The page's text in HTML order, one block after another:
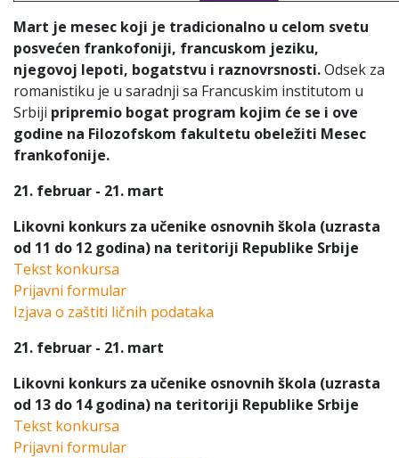
Mart je mesec koji je tradicionalno u celom svetu
posvećen frankofoniji, francuskom jeziku,
njegovoj lepoti, bogatstvu i raznovrsnosti.Odsek za
romanistiku je u saradnji sa Francuskim institutom u
Srbiji pripremio bogat program kojim će se i ove
godine na Filozofskom fakultetu obeležiti Mesec
frankofonije.
21. februar - 21. mart
Likovni konkurs za učenike osnovnih škola (uzrasta
od 11 do 12 godina) na teritoriji Republike Srbije
Tekst konkursa
Prijavni formular
Izjava o zaštiti ličnih podataka
21. februar - 21. mart
Likovni konkurs za učenike osnovnih škola (uzrasta
od 13 do 14 godina) na teritoriji Republike Srbije
Tekst konkursa
Prijavni formular